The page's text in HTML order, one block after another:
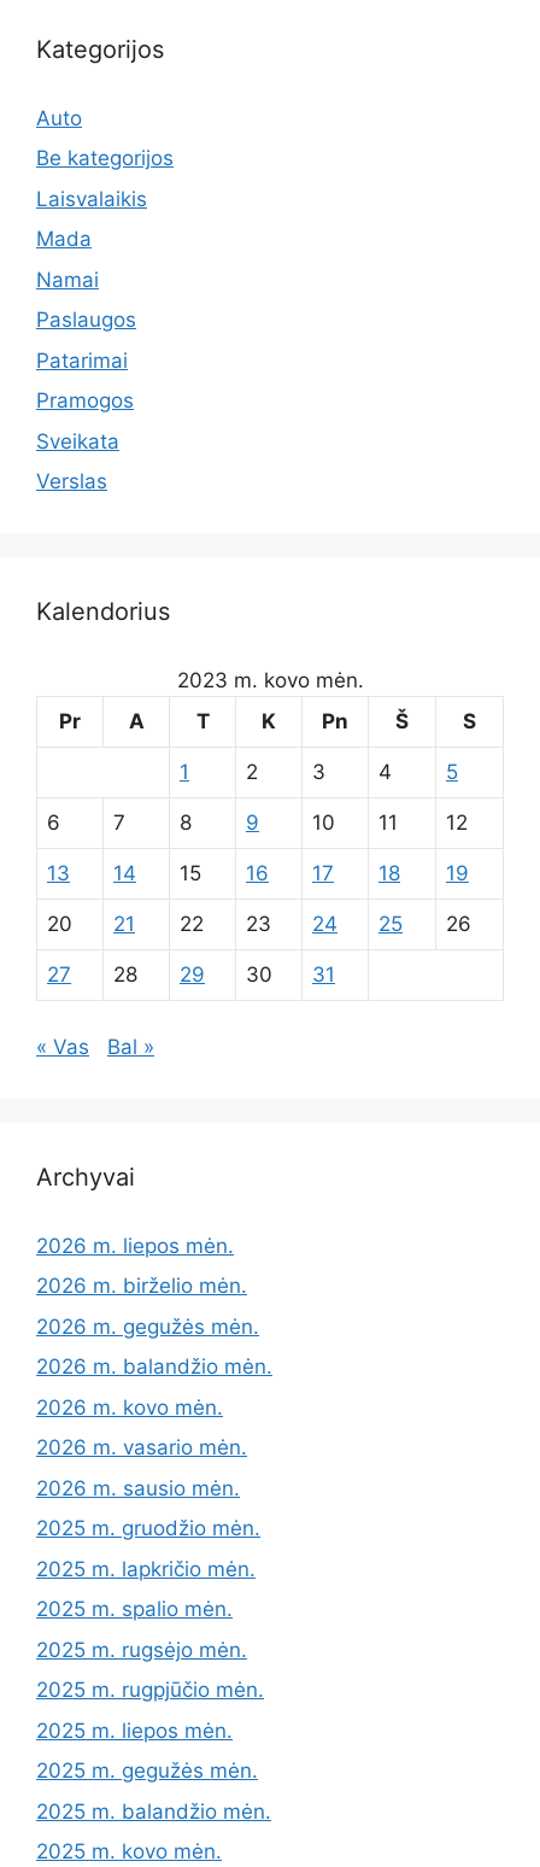
Kategorijos
Auto
Be kategorijos
Laisvalaikis
Mada
Namai
Paslaugos
Patarimai
Pramogos
Sveikata
Verslas
Kalendorius
2023 m. kovo mėn.
Pr
A T K Pn Š S
1 2 3 4 5
6 7 8 9 10 11 12
13 14 15 16 17 18 19
20 21 22 23 24 25 26
27 28 29 30 31
« Vas Bal »
Archyvai
2026 m. liepos mėn.
2026 m. birželio mėn.
2026 m. gegužės mėn.
2026 m. balandžio mėn.
2026 m. kovo mėn.
2026 m. vasario mėn.
2026 m. sausio mėn.
2025 m. gruodžio mėn.
2025 m. lapkričio mėn.
2025 m. spalio mėn.
2025 m. rugsėjo mėn.
2025 m. rugpjūčio mėn.
2025 m. liepos mėn.
2025 m. gegužės mėn.
2025 m. balandžio mėn.
2025 m. kovo mėn.